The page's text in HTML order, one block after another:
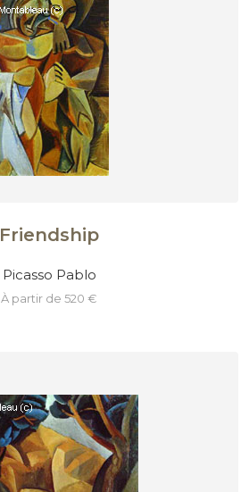
Friendship
Picasso Pablo
à partir de 520 €